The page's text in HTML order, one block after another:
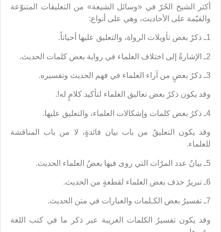
أكثر الشيخ الحُرّ في «وسائل الشيعة» من التعليقات المتنوّعة
والقيّمة على الأحاديث، وهي على أنواع:
1ـ ذكرُ بعض تأويلات الرواة، والتعليق عليها أحياناً.
2ـ الإشارةُ إلى اختلاف العلماء في رواية بعض كلمات الحديث.
3ـ ذكرُ بعضٍ من آراء العلماء في فهم الحديث وتفسيره.
وقد يكون ذكرُ بعض تعاليق العلماء لتأكيد كلامٍ له!.
4ـ ذكرُ بعض كلمات وإشكالات العلماء، والتعليق عليها.
وقد يكون التعليقُ من باب بيان فائدةٍ، لا من باب المناقشة
للعلماء.
5ـ بيانُ عدد المرّات التي روى فيها بعضُ العلماء الحديث.
6ـ تبريرُ حذف بعض العلماء لقطعةٍ من الحديث.
7ـ تفسيرُ بعض الكـلمات والعبارات في متن الحديث.
وقد يكون تفسيرُ الكلمات الغريبة عبر ذكر ما في كتب اللغة